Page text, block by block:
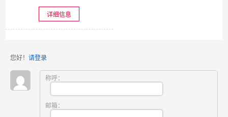
详细信息
您好！ 请登录
称呼：
邮箱：